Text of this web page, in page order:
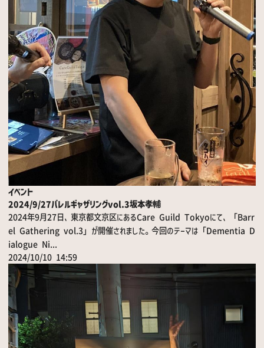
イベント
2024/9/27バレルギャザリングvol.3坂本孝輔
2024年9月27日、東京都文京区にあるCare Guild Tokyoにて、「Barr
el Gathering vol.3」が開催されました。今回のテーマは「Dementia D
ialogue Ni...
2024/10/10 14:59